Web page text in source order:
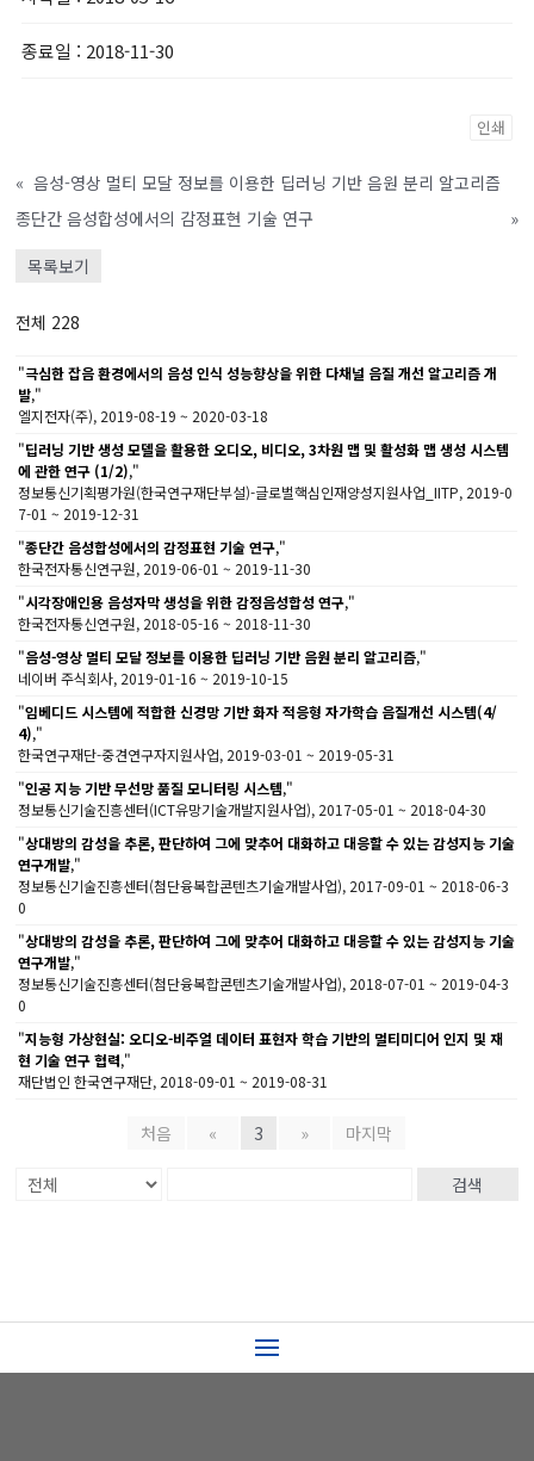
종료일 : 2018-11-30
인쇄
« 음성-영상 멀티 모달 정보를 이용한 딥러닝 기반 음원 분리 알고리즘
종단간 음성합성에서의 감정표현 기술 연구
»
목록보기
전체 228
"극심한 잡음 환경에서의 음성 인식 성능향상을 위한 다채널 음질 개선 알고리즘 개
발,"
엘지전자(주), 2019-08-19 ~ 2020-03-18
"딥러닝 기반 생성 모델을 활용한 오디오, 비디오, 3차원 맵 및 활성화 맵 생성 시스템
에 관한 연구 (1/2),"
정보통신기획평가원(한국연구재단부설)-글로벌핵심인재양성지원사업_IITP, 2019-0
7-01 ~ 2019-12-31
"종단간 음성합성에서의 감정표현 기술 연구,"
한국전자통신연구원, 2019-06-01 ~ 2019-11-30
"시각장애인용 음성자막 생성을 위한 감정음성합성 연구,"
한국전자통신연구원, 2018-05-16 ~ 2018-11-30
"음성-영상 멀티 모달 정보를 이용한 딥러닝 기반 음원 분리 알고리즘,"
네이버 주식회사, 2019-01-16 ~ 2019-10-15
"임베디드 시스템에 적합한 신경망 기반 화자 적응형 자가학습 음질개선 시스템(4/
4),"
한국연구재단-중견연구자지원사업, 2019-03-01 ~ 2019-05-31
"인공 지능 기반 무선망 품질 모니터링 시스템,"
정보통신기술진흥센터(ICT유망기술개발지원사업), 2017-05-01 ~ 2018-04-30
"상대방의 감성을 추론, 판단하여 그에 맞추어 대화하고 대응할 수 있는 감성지능 기술
연구개발,"
정보통신기술진흥센터(첨단융복합콘텐츠기술개발사업), 2017-09-01 ~ 2018-06-3
0
"상대방의 감성을 추론, 판단하여 그에 맞추어 대화하고 대응할 수 있는 감성지능 기술
연구개발,"
정보통신기술진흥센터(첨단융복합콘텐츠기술개발사업), 2018-07-01 ~ 2019-04-3
0
"지능형 가상현실: 오디오-비주얼 데이터 표현자 학습 기반의 멀티미디어 인지 및 재
현 기술 연구 협력,"
재단법인 한국연구재단, 2018-09-01 ~ 2019-08-31
처음 « 3 » 마지막
검색